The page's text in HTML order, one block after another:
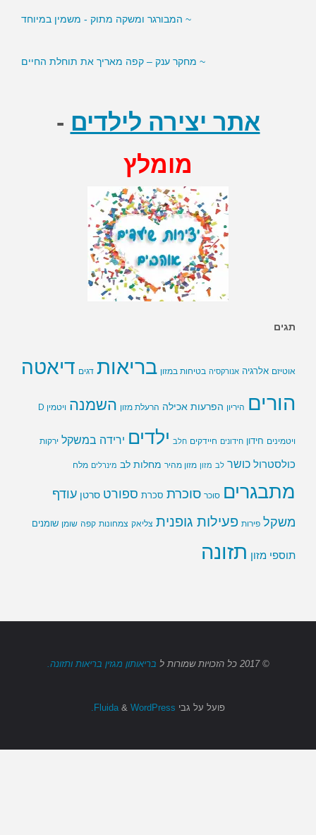
~ מחקר ענק – קפה מאריך את תוחלת החיים
אתר יצירה לילדים -
מומלץ
תגים
אוטיזם אלרגיה אנורקסיה בטיחות במזון בריאות דגים דיאטה
הורים היריון הפרעות אכילה הרעלת מזון השמנה ויטמין D
ויטמינים חידון חידונים חיידקים חלב ילדים ירידה במשקל ירקות
כולסטרול כושר לב מזון מזון מהיר מחלות לב מינרלים מלח
מתבגרים סוכר סוכרת סכרת ספורט סרטן עודף
משקל פירות פעילות גופנית צליאק צמחונות קפה שומן שומנים
תוספי מזון תזונה
© 2017 כל הזכויות שמורות ל בריאותון מגזין בריאות ותזונה.
פועל על גבי & WordPress.